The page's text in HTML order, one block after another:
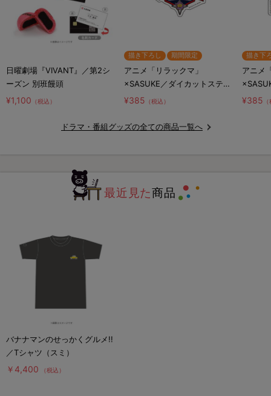
日曜劇場『VIVANT』／第2シ
ーズン 別班饅頭
¥1,100 （税込）
描き下ろし 期間限定
アニメ「リラックマ」
×SASUKE／ダイカットステッ
カー／コラボロゴ
¥385 （税込）
描き下
アニメ
カー／
¥385
ドラマ・番組グッズの全ての商品一覧へ
最近見た商品
バナナマンのせっかくグルメ!!
／Tシャツ（スミ）
￥4,400 （税込）